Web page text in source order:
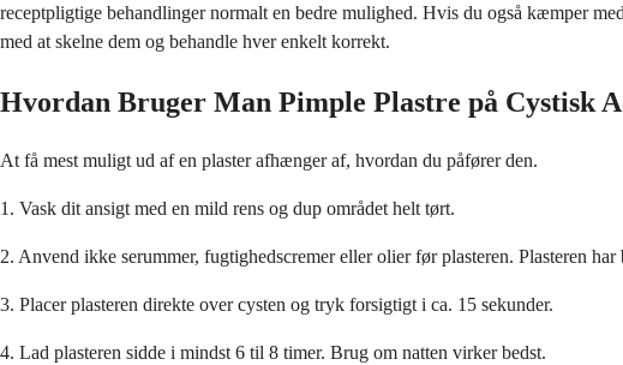
receptpligtige behandlinger normalt en bedre mulighed. Hvis du også kæmper
med at skelne dem og behandle hver enkelt korrekt.
Hvordan Bruger Man Pimple Plastre på Cystisk
At få mest muligt ud af en plaster afhænger af, hvordan du påfører den.
1. Vask dit ansigt med en mild rens og dup området helt tørt.
2. Anvend ikke serummer, fugtighedscremer eller olier før plasteren. Plasteren
3. Placer plasteren direkte over cysten og tryk forsigtigt i ca. 15 sekunder.
4. Lad plasteren sidde i mindst 6 til 8 timer. Brug om natten virker bedst.